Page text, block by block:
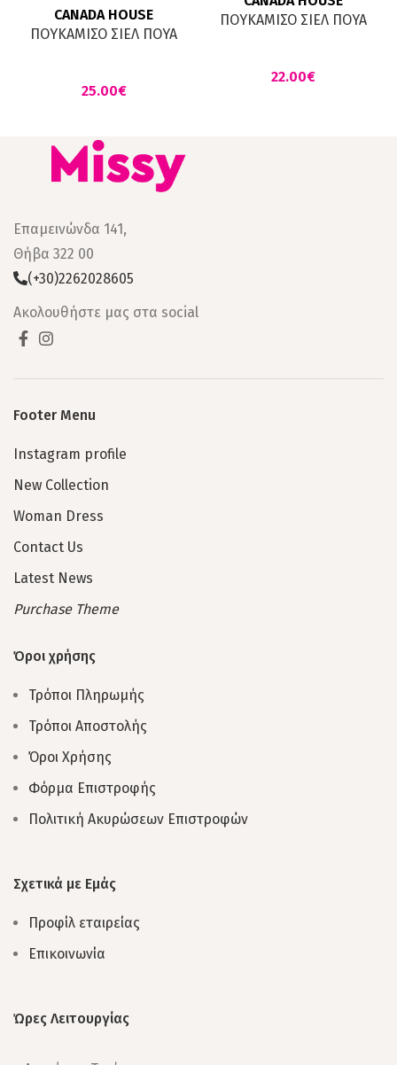
CANADA HOUSE
ΠΟΥΚΑΜΙΣΟ ΣΙΕΛ ΠΟΥΑ
€
ΠΟΥΚΑΜΙΣΟ ΣΙΕΛ ΠΟΥΑ
€
Επαμεινώνδα 141,
Θήβα 322 00
(+30)2262028605
Ακολουθήστε μας στα social
Footer Menu
Instagram profile
New Collection
Woman Dress
Contact Us
Latest News
Purchase Theme
Όροι χρήσης
Τρόποι Πληρωμής
Τρόποι Αποστολής
Όροι Χρήσης
Φόρμα Επιστροφής
Πολιτική Ακυρώσεων Επιστροφών
Σχετικά με Εμάς
Προφίλ εταιρείας
Επικοινωνία
Ώρες Λειτουργίας